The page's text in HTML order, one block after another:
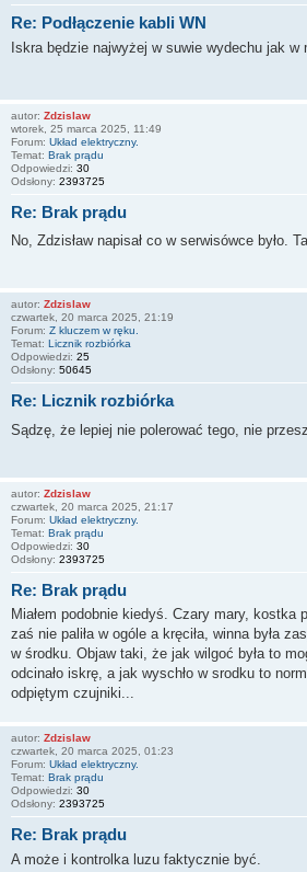
Re: Podłączenie kabli WN
Iskra będzie najwyżej w suwie wydechu jak w
autor: Zdzislaw
wtorek, 25 marca 2025, 11:49
Forum: Układ elektryczny.
Temat: Brak prądu
Odpowiedzi: 30
Odsłony: 2393725
Re: Brak prądu
No, Zdzisław napisał co w serwisówce było.
autor: Zdzislaw
czwartek, 20 marca 2025, 21:19
Forum: Z kluczem w ręku.
Temat: Licznik rozbiórka
Odpowiedzi: 25
Odsłony: 50645
Re: Licznik rozbiórka
Sądzę, że lepiej nie polerować tego, nie
autor: Zdzislaw
czwartek, 20 marca 2025, 21:17
Forum: Układ elektryczny.
Temat: Brak prądu
Odpowiedzi: 30
Odsłony: 2393725
Re: Brak prądu
Miałem podobnie kiedyś. Czary mary, kostka
zaś nie paliła w ogóle a kręciła, winna była
w środku. Objaw taki, że jak wilgoć była to
odcinało iskrę, a jak wyschło w srodku to
odpiętym czujniki...
autor: Zdzislaw
czwartek, 20 marca 2025, 01:23
Forum: Układ elektryczny.
Temat: Brak prądu
Odpowiedzi: 30
Odsłony: 2393725
Re: Brak prądu
A może i kontrolka luzu faktycznie być.